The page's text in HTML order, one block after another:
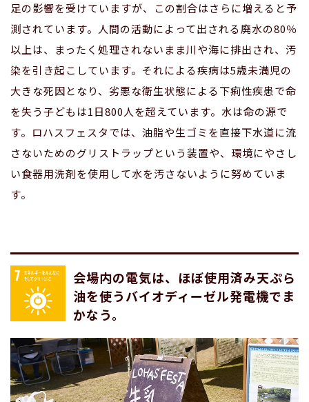
足の影響を受けていますが、この割合はさらに増えると予
測されています。人間の活動によって出される廃水の80％
以上は、まったく処理されないまま川や海に排出され、汚
染を引き起こしています。それによる疾病は5歳未満児の
大きな死因となり、劣悪な衛生状態による下痢性疾患で命
を失う子どもは1日800人を超えています。水は命の源で
す。ロハスフェスタでは、油脂や生ゴミを直接下水道に流
さないためのグリストラップという装置や、環境にやさし
い食器用洗剤を使用して水を汚さないように努めていま
す。
会場内の電気は、ほぼ使用済み天ぷら
油を使うバイオディーゼル発電機でま
かなう。